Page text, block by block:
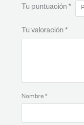
Tu puntuación *
Tu valoración *
Nombre*